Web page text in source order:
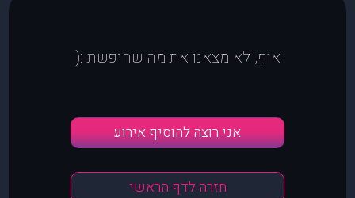
אוף, לא מצאנו את מה שחיפשת :(
אני רוצה להוסיף אירוע
חזרה לדף הראשי